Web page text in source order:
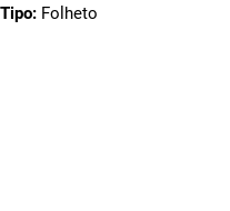
Tipo: Folheto